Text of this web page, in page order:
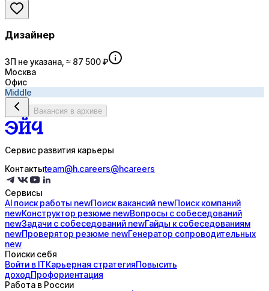
Дизайнер
ЗП не указана, ≈ 87 500 ₽
Москва
Офис
Middle
Вакансия в архиве
Сервис развития карьеры
Контактыteam@h.careers@hcareers
Сервисы
AI поискработы newПоисквакансий newПоисккомпаний
newКонструктор резюме newВопросы с собеседований
newЗадачи с собеседований newГайды ксобеседованиям
newПроверятор резюме newГенератор сопроводительных
new
Поиски себя
Войти в ITКарьерная стратегияПовысить
доходПрофориентация
Работа в России